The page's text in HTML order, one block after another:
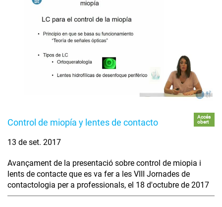
Control de miopía y lentes de contacto
Accés
obert
13 de set. 2017
Avançament de la presentació sobre control de miopia i
lents de contacte que es va fer a les VIII Jornades de
contactologia per a professionals, el 18 d'octubre de 2017